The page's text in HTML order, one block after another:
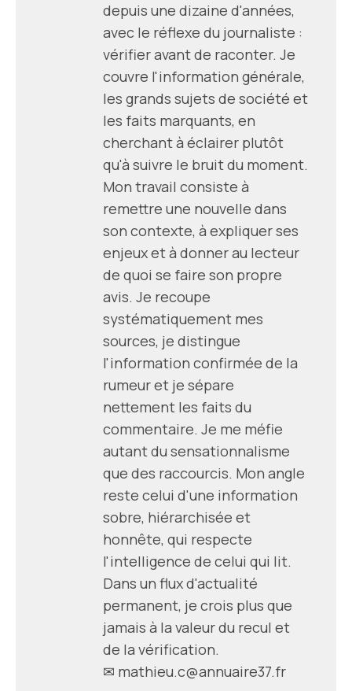
depuis une dizaine d'années,
avec le réflexe du journaliste :
vérifier avant de raconter. Je
couvre l'information générale,
les grands sujets de société et
les faits marquants, en
cherchant à éclairer plutôt
qu'à suivre le bruit du moment.
Mon travail consiste à
remettre une nouvelle dans
son contexte, à expliquer ses
enjeux et à donner au lecteur
de quoi se faire son propre
avis. Je recoupe
systématiquement mes
sources, je distingue
l'information confirmée de la
rumeur et je sépare
nettement les faits du
commentaire. Je me méfie
autant du sensationnalisme
que des raccourcis. Mon angle
reste celui d'une information
sobre, hiérarchisée et
honnête, qui respecte
l'intelligence de celui qui lit.
Dans un flux d'actualité
permanent, je crois plus que
jamais à la valeur du recul et
de la vérification.
✉ mathieu.c@annuaire37.fr